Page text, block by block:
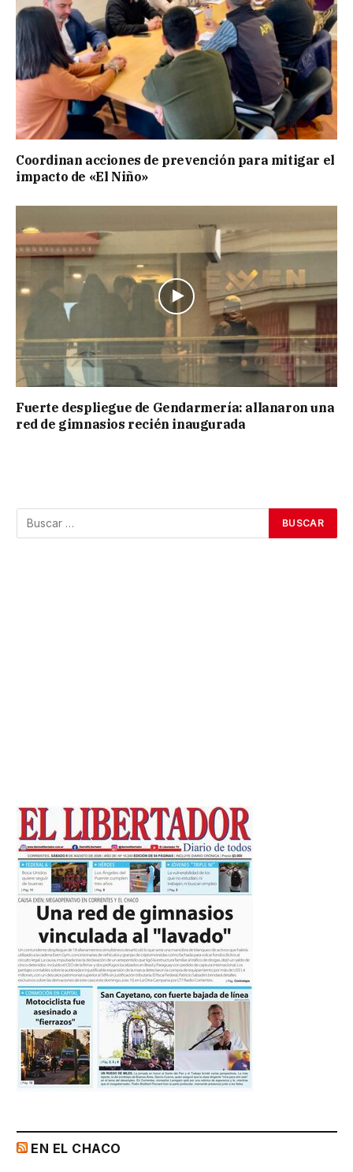
Coordinan acciones de prevención para mitigar el
impacto de «El Niño»
Fuerte despliegue de Gendarmería: allanaron una
red de gimnasios recién inaugurada
EN EL CHACO